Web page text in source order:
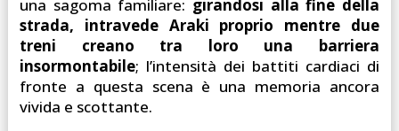
una sagoma familiare: girandosi alla fine della
strada, intravede Araki proprio mentre due
treni creano tra loro una barriera
insormontabile; l’intensità dei battiti cardiaci di
fronte a questa scena è una memoria ancora
vivida e scottante.